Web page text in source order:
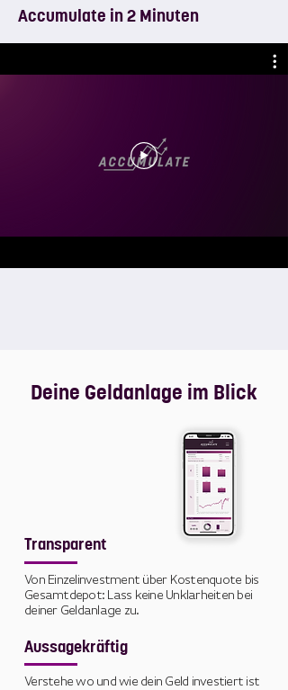
Accumulate in 2 Minuten
Deine Geldanlage im Blick
Transparent
Von Einzelinvestment über Kostenquote bis
Gesamtdepot: Lass keine Unklarheiten bei
deiner Geldanlage zu.
Aussagekräftig
Verstehe wo und wie dein Geld investiert ist